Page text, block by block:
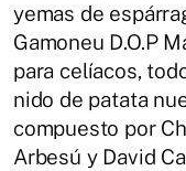
yemas de
Gamoneu D.O.P
para celíacos,
nido de patata
compuesto por
Arbesú y David